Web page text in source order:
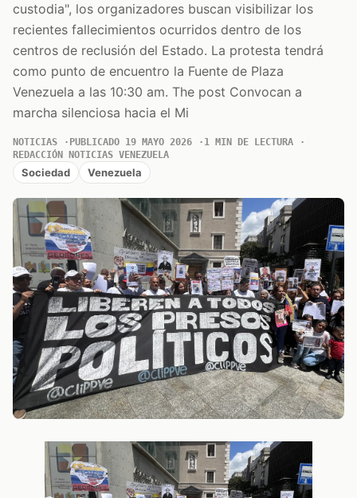
custodia", los organizadores buscan visibilizar los
recientes fallecimientos ocurridos dentro de los
centros de reclusión del Estado. La protesta tendrá
como punto de encuentro la Fuente de Plaza
Venezuela a las 10:30 am. The post Convocan a
marcha silenciosa hacia el Mi
NOTICIAS PUBLICADO 19 MAYO 2026
1 MIN DE LECTURA
REDACCIÓN NOTICIAS VENEZUELA
Sociedad Venezuela